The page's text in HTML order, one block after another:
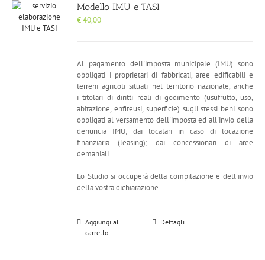
Modello IMU e TASI
€40,00
Al pagamento dell'imposta municipale (IMU) sono
obbligati i proprietari di fabbricati, aree edificabili e
terreni agricoli situati nel territorio nazionale, anche
i titolari di diritti reali di godimento (usufrutto, uso,
abitazione, enfiteusi, superficie) sugli stessi beni sono
obbligati al versamento dell'imposta ed all'invio della
denuncia IMU; dai locatari in caso di locazione
finanziaria (leasing); dai concessionari di aree
demaniali.
Lo Studio si occuperà della compilazione e dell'invio
della vostra dichiarazione .
Aggiungi al
carrello
Dettagli